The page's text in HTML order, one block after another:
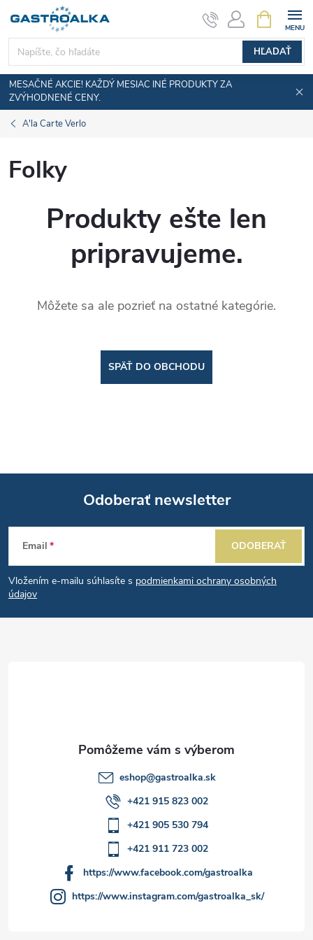
obsah
HĽADAŤ
KOŠÍK
MESAČNÉ AKCIE! KAŽDÝ MESIAC INÉ PRODUKTY ZA
ZVÝHODNENÉ CENY.
A'la Carte Verlo
Folky
Produkty ešte len
pripravujeme.
Môžete sa ale pozrieť na ostatné kategórie.
SPÄŤ DO OBCHODU
Z
á
p
Odoberať newsletter
Email
Vložením e-mailu súhlasíte s podmienkami ochrany osobných
údajov
ODOBERAŤ
eshop@gastroalka.sk
+421 915 823 002
+421 905 530 794
+421 911 723 002
https://www.facebook.com/gastroalka
https://www.instagram.com/gastroalka_sk/